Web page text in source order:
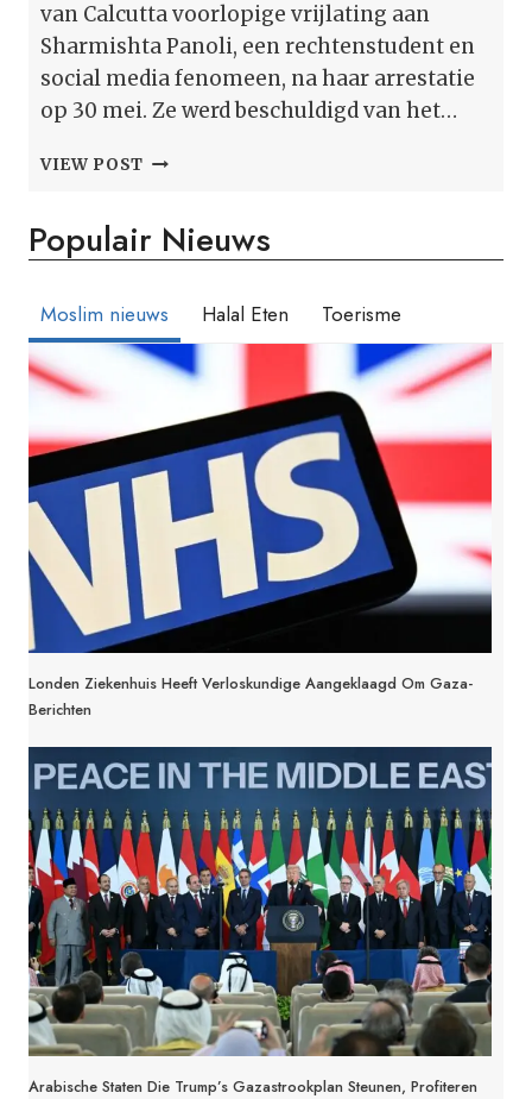
van Calcutta voorlopige vrijlating aan
Sharmishta Panoli, een rechtenstudent en
social media fenomeen, na haar arrestatie
op 30 mei. Ze werd beschuldigd van het…
VIEW POST CALCUTTA
TIJDELIJKE
VRIJLATING
FENOMEEN
SHARMISTA
PANOLI
Populair Nieuws
Moslim nieuws Halal Eten Toerisme
Londen Ziekenhuis Heeft Verloskundige Aangeklaagd Om Gaza-
Berichten
Arabische Staten Die Trump’s Gazastrookplan Steunen, Profiteren